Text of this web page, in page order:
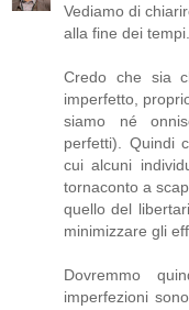
Vediamo di
alla fine dei
Credo che sia
imperfetto,
siamo né
perfetti). Quindi
cui alcuni
tornaconto a
quello del
minimizzare gli
Dovremmo
imperfezioni